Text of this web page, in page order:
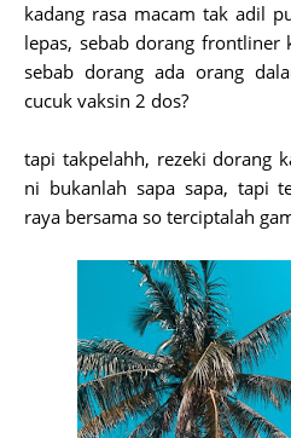
kadang rasa macam tak adil
lepas, sebab dorang frontliner
sebab dorang ada orang
cucuk vaksin 2 dos?
tapi takpelahh, rezeki dorang
ni bukanlah sapa sapa, tapi
raya bersama so terciptalah